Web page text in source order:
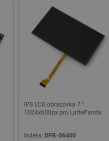
IPS LCD obrazovka 7 ''
1024x600px pro LattePanda
Indeks: DFR-06400
critAccountId
Storage declaration
cartSkuToUrl
_gcl_ls
lbx_ac_easystorage